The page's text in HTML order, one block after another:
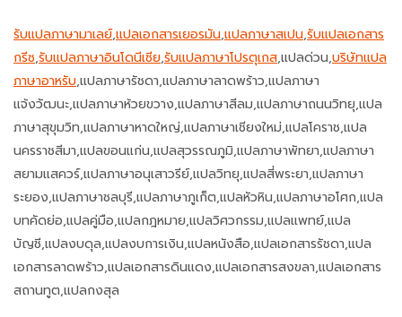
รับแปลภาษามาเลย์,แปลเอกสารเยอรมัน,แปลภาษาสเปน,รับแปลเอกสาร
กรีซ,รับแปลภาษาอินโดนีเซีย,รับแปลภาษาโปรตุเกส,แปลด่วน,บริษัทแปล
ภาษาอาหรับ,แปลภาษารัชดา,แปลภาษาลาดพร้าว,แปลภาษา
แจ้งวัฒนะ,แปลภาษาห้วยขวาง,แปลภาษาสีลม,แปลภาษาถนนวิทยุ,แปล
ภาษาสุขุมวิท,แปลภาษาหาดใหญ่,แปลภาษาเชียงใหม่,แปลโคราช,แปล
นครราชสีมา,แปลขอนแก่น,แปลสุวรรณภูมิ,แปลภาษาพัทยา,แปลภาษา
สยามแสควร์,แปลภาษาอนุเสาวรีย์,แปลวิทยุ,แปลสี่พระยา,แปลภาษา
ระยอง,แปลภาษาชลบุรี,แปลภาษาภูเก็ต,แปลหัวหิน,แปลภาษาอโศก,แปล
บทคัดย่อ,แปลคู่มือ,แปลกฎหมาย,แปลวิศวกรรม,แปลแพทย์,แปล
บัญชี,แปลงบดุล,แปลงบการเงิน,แปลหนังสือ,แปลเอกสารรัชดา,แปล
เอกสารลาดพร้าว,แปลเอกสารดินแดง,แปลเอกสารสงขลา,แปลเอกสาร
สถานทูต,แปลกงสุล